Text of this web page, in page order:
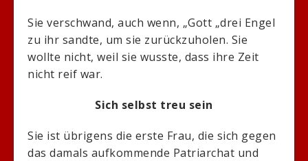
Sie verschwand, auch wenn, „Gott „drei Engel
zu ihr sandte, um sie zurückzuholen. Sie
wollte nicht, weil sie wusste, dass ihre Zeit
nicht reif war.
Sich selbst treu sein
Sie ist übrigens die erste Frau, die sich gegen
das damals aufkommende Patriarchat und